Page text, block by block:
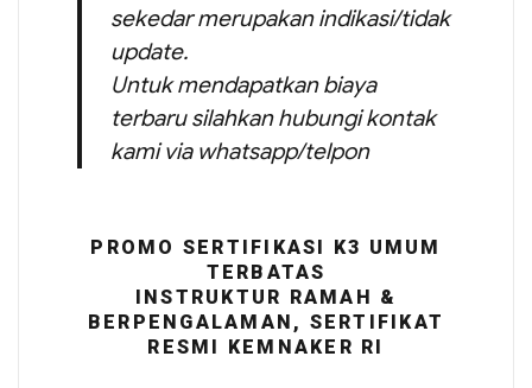
sekedar merupakan indikasi/tidak
update.
Untuk mendapatkan biaya
terbaru silahkan hubungi kontak
kami via whatsapp/telpon
PROMO SERTIFIKASI K3 UMUM
TERBATAS
INSTRUKTUR RAMAH &
BERPENGALAMAN, SERTIFIKAT
RESMI KEMNAKER RI